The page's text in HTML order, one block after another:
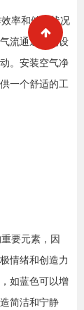
率和健康状况
流通通道的设
。安装空气净
一个舒适的工
要元素，因
情绪和创造力
如蓝色可以增
简洁和宁静